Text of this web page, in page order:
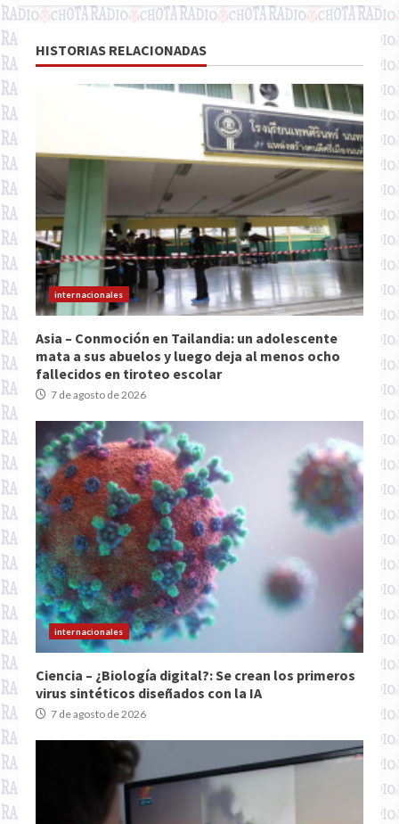
HISTORIAS RELACIONADAS
internacionales
Asia – Conmoción en Tailandia: un adolescente
mata a sus abuelos y luego deja al menos ocho
fallecidos en tiroteo escolar
7 de agosto de 2026
internacionales
Ciencia – ¿Biología digital?: Se crean los primeros
virus sintéticos diseñados con la IA
7 de agosto de 2026